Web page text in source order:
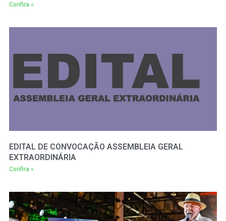
Confira »
EDITAL DE CONVOCAÇÃO ASSEMBLEIA GERAL
EXTRAORDINÁRIA
Confira »